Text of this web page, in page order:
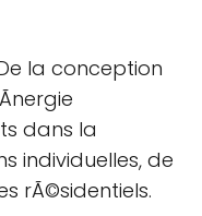
la conception
dans la
individuelles, de
rÃ©sidentiels.